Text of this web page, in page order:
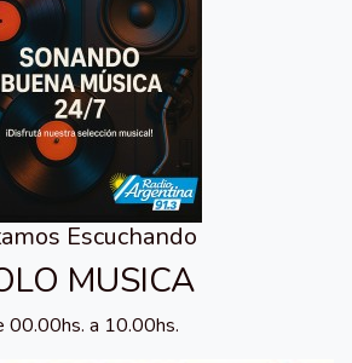
Escuchando
MUSICA
00.00hs. a 10.00hs.